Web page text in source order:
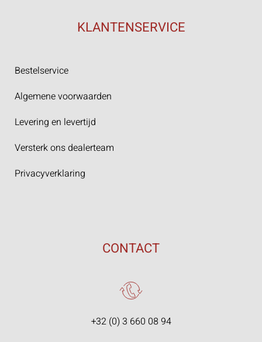
KLANTENSERVICE
Bestelservice
Algemene voorwaarden
Levering en levertijd
Versterk ons dealerteam
Privacyverklaring
CONTACT
+32 (0) 3 660 08 94